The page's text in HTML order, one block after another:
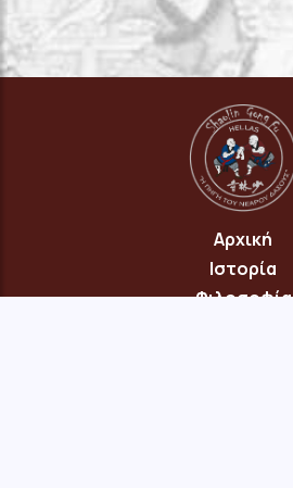
Αρχική
Ιστορία
Φιλοσοφία